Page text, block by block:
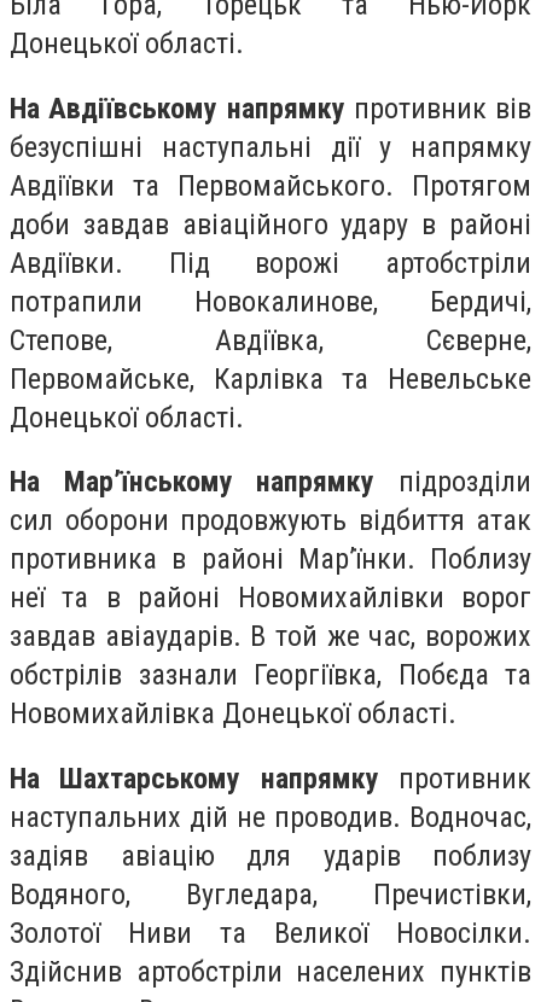
Донецької області.
На Авдіївському напрямку противник вів
безуспішні наступальні дії у напрямку
Авдіївки та Первомайського. Протягом
доби завдав авіаційного удару в районі
Авдіївки. Під ворожі артобстріли
потрапили Новокалинове, Бердичі,
Степове, Авдіївка, Сєверне,
Первомайське, Карлівка та Невельське
Донецької області.
На Мар’їнському напрямку підрозділи
сил оборони продовжують відбиття атак
противника в районі Мар’їнки. Поблизу
неї та в районі Новомихайлівки ворог
завдав авіаударів. В той же час, ворожих
обстрілів зазнали Георгіївка, Побєда та
Новомихайлівка Донецької області.
На Шахтарському напрямку противник
наступальних дій не проводив. Водночас,
задіяв авіацію для ударів поблизу
Водяного, Вугледара, Пречистівки,
Золотої Ниви та Великої Новосілки.
Здійснив артобстріли населених пунктів